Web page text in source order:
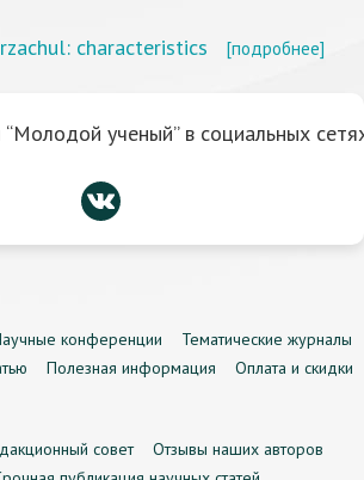
characteristics [подробнее]
ученый” в социальных
конференции
Тематические журналы
Полезная информация
Оплата и скидки
совет
Отзывы наших авторов